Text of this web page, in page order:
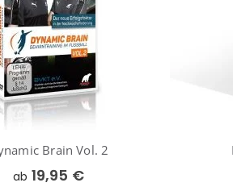
Brain Vol. 2
ab 19,95 €